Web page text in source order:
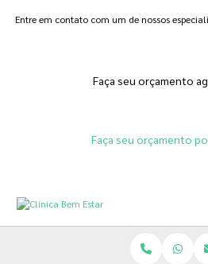
Entre em contato com um de nossos
Faça seu orçamento
Faça seu orçamento